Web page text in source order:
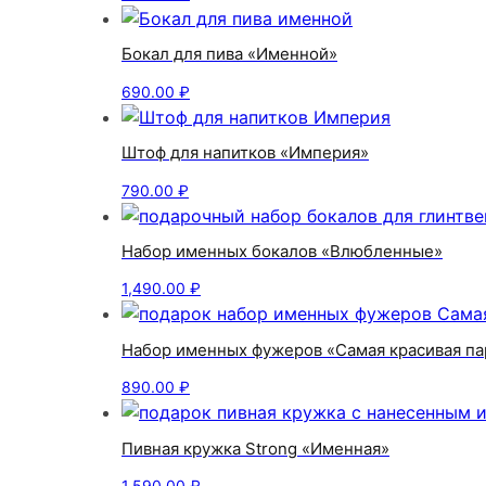
Бокал для пива «Именной»
690.00 ₽
Штоф для напитков «Империя»
790.00 ₽
Набор именных бокалов «Влюбленные»
1,490.00 ₽
Набор именных фужеров «Самая красивая
890.00 ₽
Пивная кружка Strong «Именная»